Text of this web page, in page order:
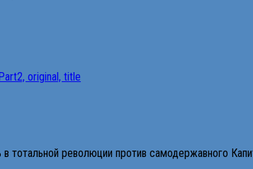
тотальной революции против самодержавного